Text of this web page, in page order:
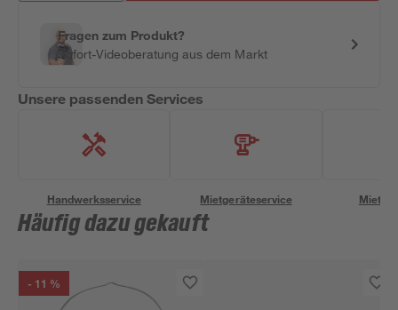
Fragen zum Produkt?
Sofort-Videoberatung aus dem Markt
Unsere passenden Services
Handwerksservice Mietgeräteservice
Häufig dazu gekauft
- 11 %